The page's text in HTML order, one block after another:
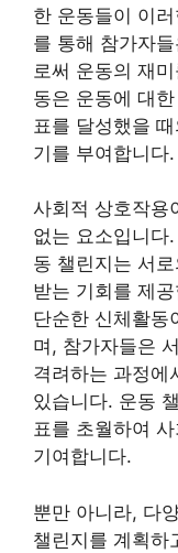
한 운동들이 이
를 통해 참가자
로써 운동의 재
동은 운동에 대
표를 달성했을
기를 부여합니다.
사회적 상호작용
없는 요소입니다
동 챌린지는 서
받는 기회를 제
단순한 신체활동
며, 참가자들은
격려하는 과정에
있습니다. 운동
표를 초월하여
기여합니다.
뿐만 아니라, 다
챌린지를 계획하